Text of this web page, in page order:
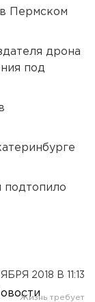
Пермском
дрона
под
подтопило
2018 В 11:13